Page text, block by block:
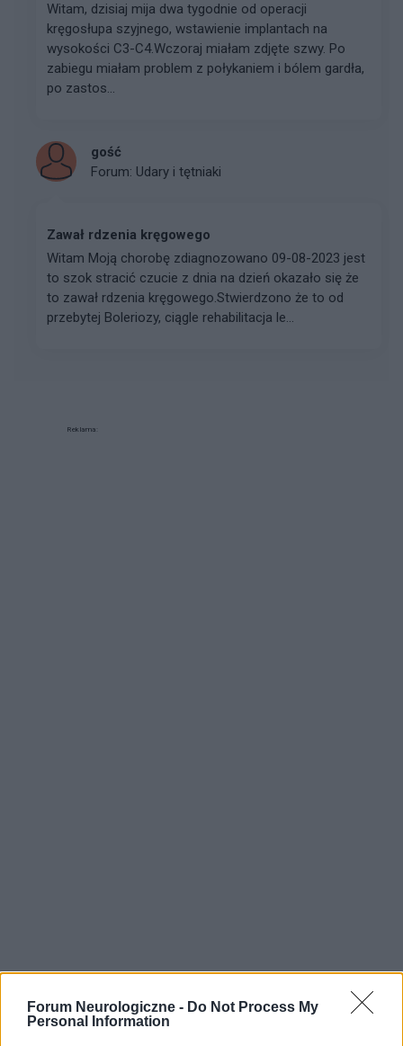
Forum Neurologiczne - Do Not Process My
Personal Information
Witam, dzisiaj mija dwa tygodnie od operacji
kręgosłupa szyjnego, wstawienie implantach na
wysokości C3-C4.Wczoraj miałam zdjęte szwy. Po
zabiegu miałam problem z połykaniem i bólem gardła,
po zastos...
gość
Forum: Udary i tętniaki
Zawał rdzenia kręgowego
Witam Moją chorobę zdiagnozowano 09-08-2023 jest
to szok stracić czucie z dnia na dzień okazało się że
to zawał rdzenia kręgowego.Stwierdzono że to od
przebytej Boleriozy, ciągle rehabilitacja le...
Reklama: